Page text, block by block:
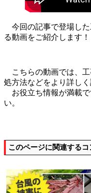
今回の記事で登場した
る動画をご紹介します！
こちらの動画では、工
処方法などをより詳しく
お役立ち情報が満載で
い。
このページに関連する